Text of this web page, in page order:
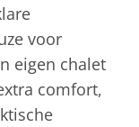
voor
eigen chalet
comfort,